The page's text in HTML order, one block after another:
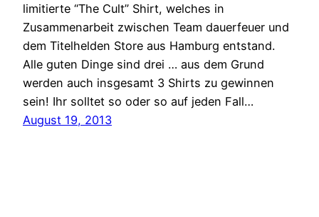
limitierte “The Cult” Shirt, welches in
Zusammenarbeit zwischen Team dauerfeuer und
dem Titelhelden Store aus Hamburg entstand.
Alle guten Dinge sind drei … aus dem Grund
werden auch insgesamt 3 Shirts zu gewinnen
sein! Ihr solltet so oder so auf jeden Fall…
August 19, 2013